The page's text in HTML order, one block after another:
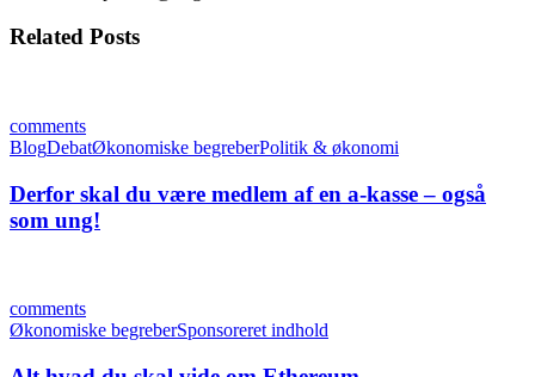
Related Posts
comments
BlogDebatØkonomiske begreberPolitik & økonomi
Derfor skal du være medlem af en a-kasse – også
som ung!
comments
Økonomiske begreberSponsoreret indhold